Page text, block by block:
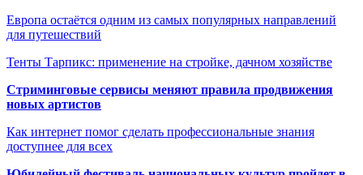
Европа остаётся одним из самых популярных направлений
для путешествий
Тенты Тарпикс: применение на стройке, дачном хозяйстве
Стриминговые сервисы меняют правила продвижения
новых артистов
Как интернет помог сделать профессиональные знания
доступнее для всех